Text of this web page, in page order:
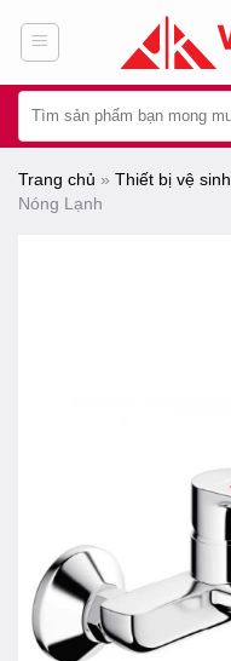
dung
kiếm:
Trang chủ » Thiết bị vệ sinh
Nóng Lạnh